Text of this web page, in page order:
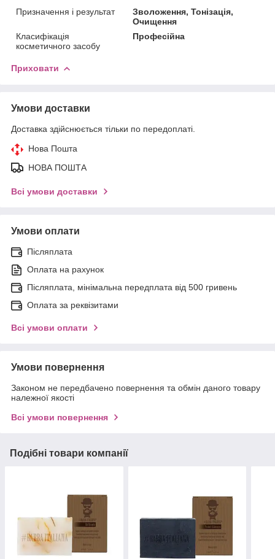
Призначення і результат
Зволоження, Тонізація,
Очищення
Класифікація
косметичного засобу
Професійна
Приховати
Умови доставки
Доставка здійснюється тільки по передоплаті.
Нова Пошта
НОВА ПОШТА
Всі умови доставки
Умови оплати
Післяплата
Оплата на рахунок
Післяплата, мінімальна передплата від 500 гривень
Оплата за реквізитами
Всі умови оплати
Умови повернення
Законом не передбачено повернення та обмін даного товару
належної якості
Всі умови повернення
Подібні товари компанії